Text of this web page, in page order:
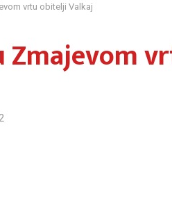
vrtu obitelji Valkaj
Zmajevom